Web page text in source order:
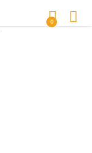
0